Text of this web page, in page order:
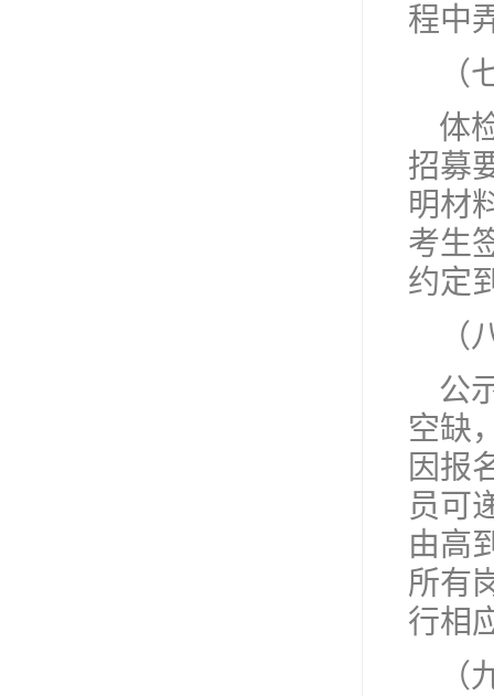
程中
（
体
招募
明材
考生
约定
（
公
空缺
因报
员可
由高
所有
行相
（